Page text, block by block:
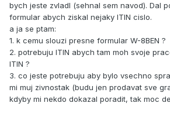
bych jeste zvladl (sehnal sem navod). Dal
formular abych ziskal nejaky ITIN cislo.
a ja se ptam:
1. k cemu slouzi presne formular W-8BEN ?
2. potrebuju ITIN abych tam moh svoje
ITIN ?
3. co jeste potrebuju aby bylo vsechno
mi muj zivnostak (budu jen prodavat sve
kdyby mi nekdo dokazal poradit, tak moc